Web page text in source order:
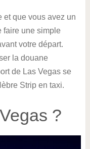
et que vous avez un
faire une simple
votre départ.
la douane
de Las Vegas se
Strip en taxi.
?